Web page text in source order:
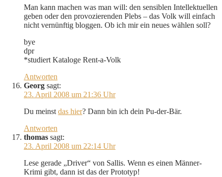
Man kann machen was man will: den sensiblen Intellektuellen
geben oder den provozierenden Plebs – das Volk will einfach
nicht vernünftig bloggen. Ob ich mir ein neues wählen soll?
bye
dpr
*studiert Kataloge Rent-a-Volk
Antworten
Georg sagt:
23. April 2008 um 21:36 Uhr
Du meinst das hier? Dann bin ich dein Pu-der-Bär.
Antworten
thomas sagt:
23. April 2008 um 22:14 Uhr
Lese gerade „Driver“ von Sallis. Wenn es einen Männer-
Krimi gibt, dann ist das der Prototyp!